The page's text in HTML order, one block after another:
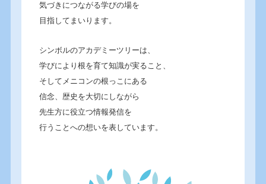
気づきにつながる学びの場を
目指してまいります。
シンボルのアカデミーツリーは、
学びにより根を育て知識が実ること、
そしてメニコンの根っこにある
信念、歴史を大切にしながら
先生方に役立つ情報発信を
行うことへの想いを表しています。